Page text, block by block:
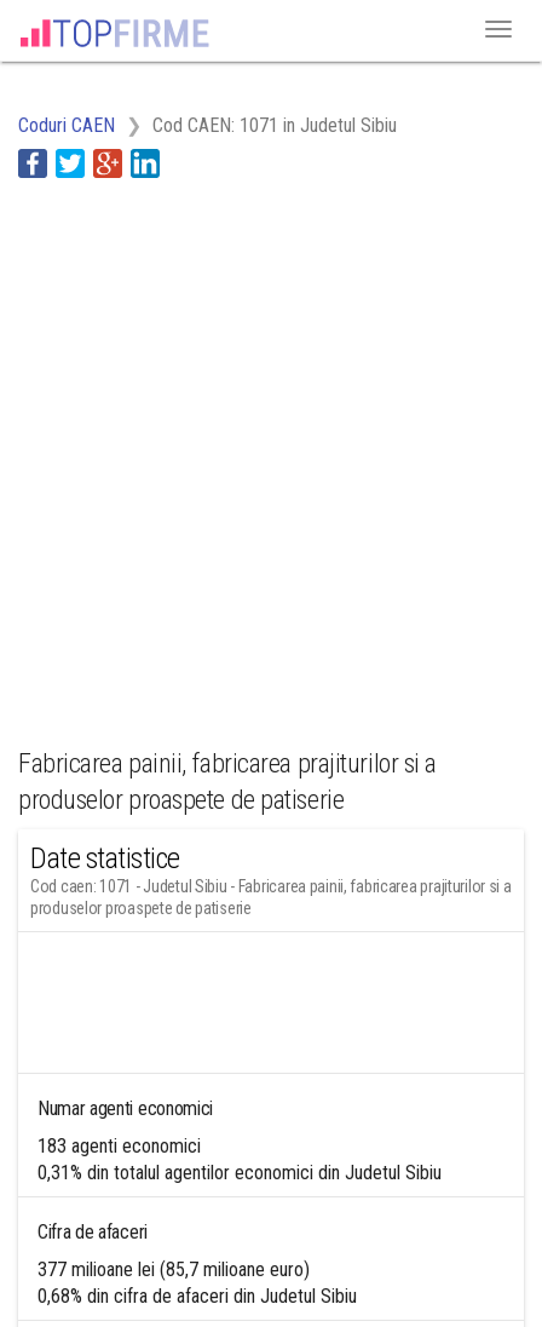
Coduri CAEN Cod CAEN: 1071 in Judetul Sibiu
Fabricarea painii, fabricarea prajiturilor si a
produselor proaspete de patiserie
Date statistice
Cod caen: 1071 - Judetul Sibiu - Fabricarea painii, fabricarea prajiturilor si a
produselor proaspete de patiserie
Numar agenti economici
183 agenti economici
0,31% din totalul agentilor economici din Judetul Sibiu
Cifra de afaceri
377 milioane lei (85,7 milioane euro)
0,68% din cifra de afaceri din Judetul Sibiu